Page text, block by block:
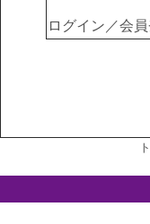
ログイン／会